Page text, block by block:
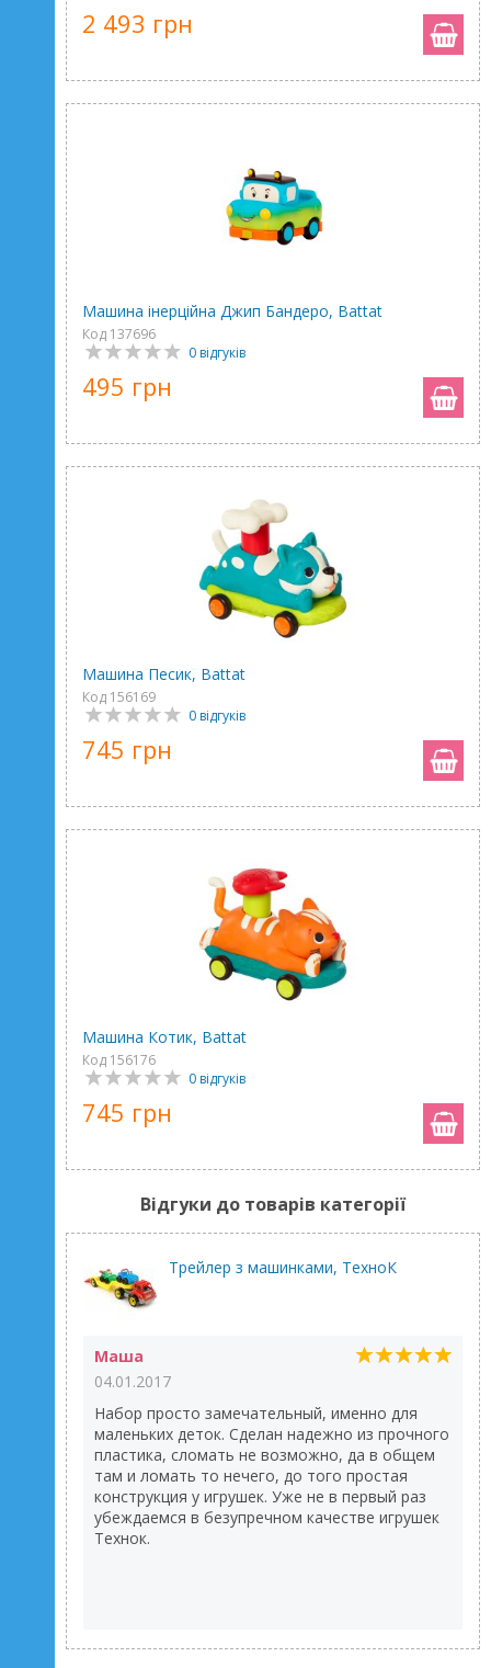
2 493 грн
Машина інерційна Джип Бандеро, Battat
Код 137696
0 відгуків
495 грн
Машина Песик, Battat
Код 156169
0 відгуків
745 грн
Машина Котик, Battat
Код 156176
0 відгуків
745 грн
Відгуки до товарів категорії
Трейлер з машинками, ТехноК
Маша
04.01.2017
Набор просто замечательный, именно для
маленьких деток. Сделан надежно из прочного
пластика, сломать не возможно, да в общем
там и ломать то нечего, до того простая
конструкция у игрушек. Уже не в первый раз
убеждаемся в безупречном качестве игрушек
Технок.